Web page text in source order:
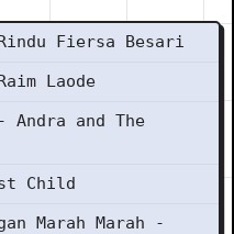
Fiersa Besari
Laode
Andra and The
Child
Marah Marah -